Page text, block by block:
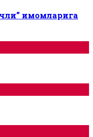
имомларига